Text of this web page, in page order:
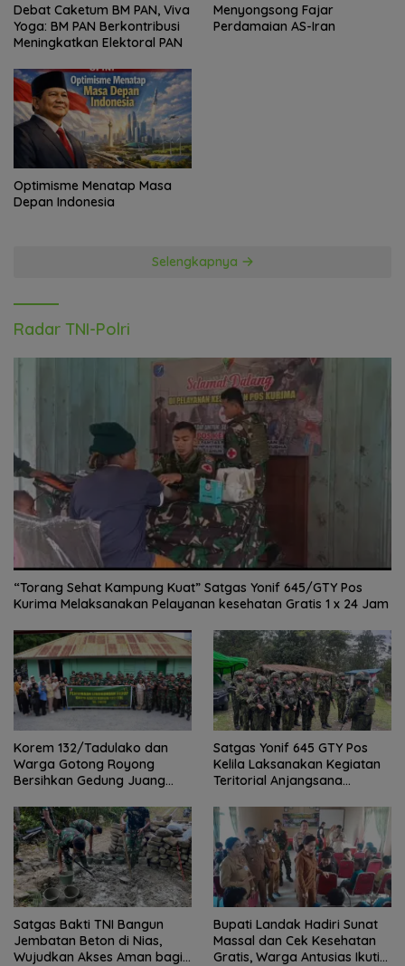
Debat Caketum BM PAN, Viva
Yoga: BM PAN Berkontribusi
Meningkatkan Elektoral PAN
Menyongsong Fajar
Perdamaian AS-Iran
Optimisme Menatap Masa
Depan Indonesia
Selengkapnya
Radar TNI-Polri
“Torang Sehat Kampung Kuat” Satgas Yonif 645/GTY Pos
Kurima Melaksanakan Pelayanan kesehatan Gratis 1 x 24 Jam
Korem 132/Tadulako dan
Warga Gotong Royong
Bersihkan Gedung Juang
Satgas Yonif 645 GTY Pos
Kelila Laksanakan Kegiatan
Teritorial Anjangsana
Lurah
Satgas Bakti TNI Bangun
Jembatan Beton di Nias,
Wujudkan Akses Aman bagi
Bupati Landak Hadiri Sunat
Massal dan Cek Kesehatan
Gratis, Warga Antusias Ikuti